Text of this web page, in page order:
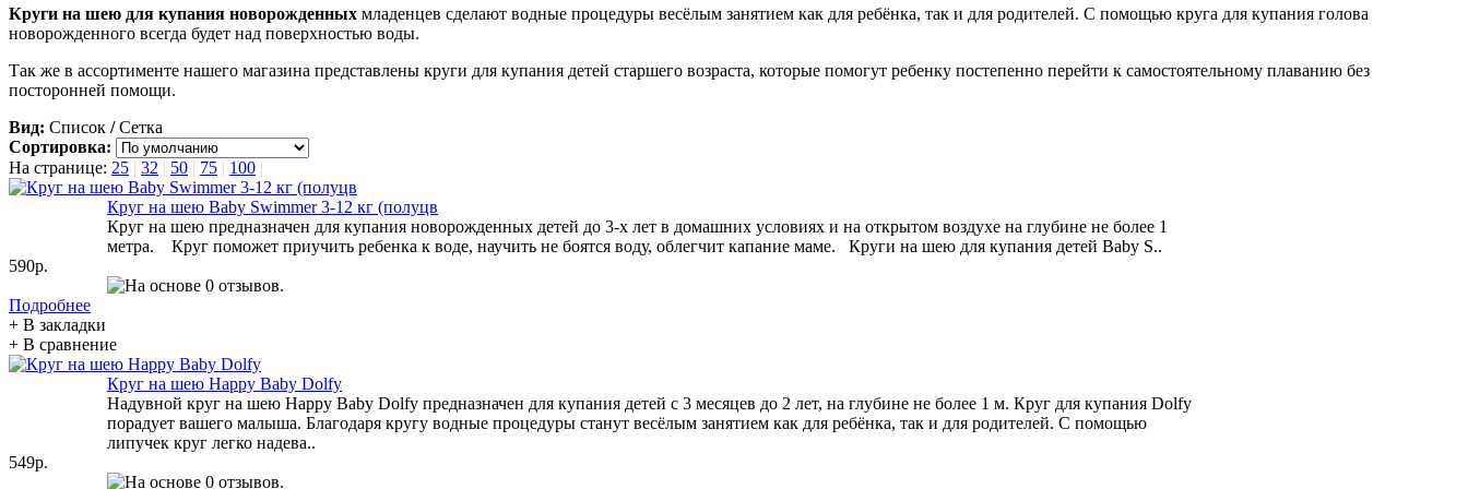
Круги на шею для купания новорожденных младенцев сделают водные процедуры весёлым занятием как для ребёнка, так и для родителей. С помощью круга для купания голова
новорожденного всегда будет над поверхностью воды.
Так же в ассортименте нашего магазина представлены круги для купания детей старшего возраста, которые помогут ребенку постепенно перейти к самостоятельному плаванию без
посторонней помощи.
Вид: Список / Сетка
Сортировка:
На странице: 25 | 32 | 50 | 75 | 100 |
Круг на шею Baby Swimmer 3-12 кг (полуцв
Круг на шею предназначен для купания новорожденных детей до 3-х лет в домашних условиях и на открытом воздухе на глубине не более 1
метра. Круг поможет приучить ребенка к воде, научить не боятся воду, облегчит капание маме. Круги на шею для купания детей Baby S..
590р.
Подробнее
+ В закладки
+ В сравнение
Круг на шею Happy Baby Dolfy
Надувной круг на шею Happy Baby Dolfy предназначен для купания детей с 3 месяцев до 2 лет, на глубине не более 1 м. Круг для купания Dolfy
порадует вашего малыша. Благодаря кругу водные процедуры станут весёлым занятием как для ребёнка, так и для родителей. С помощью
липучек круг легко надева..
549р.